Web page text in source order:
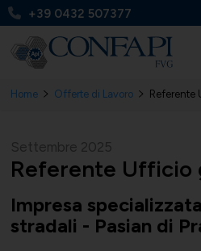
+39 0432 507377
Home Offerte di Lavoro Referente
Settembre 2025
Referente Ufficio
Impresa
stradali - Pasian di
Chi Siamo
UNIONMECCANICA
Finanza, contributi e
Apinforma